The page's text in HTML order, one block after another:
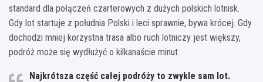
standard dla połączeń czarterowych z dużych polskich lotnisk.
Gdy lot startuje z południa Polski i leci sprawnie, bywa krócej. Gdy
dochodzi mniej korzystna trasa albo ruch lotniczy jest większy,
podróż może się wydłużyć o kilkanaście minut.
Najkrótsza część całej podróży to zwykle sam lot.